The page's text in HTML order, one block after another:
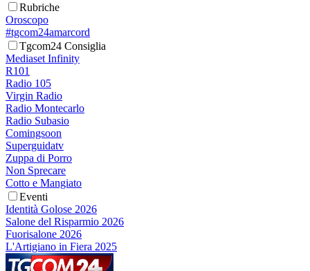
Rubriche
Oroscopo
#tgcom24amarcord
Tgcom24 Consiglia
Mediaset Infinity
R101
Radio 105
Virgin Radio
Radio Montecarlo
Radio Subasio
Comingsoon
Superguidatv
Zuppa di Porro
Non Sprecare
Cotto e Mangiato
Eventi
Identità Golose 2026
Salone del Risparmio 2026
Fuorisalone 2026
L'Artigiano in Fiera 2025